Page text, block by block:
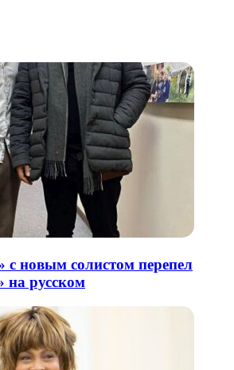
с новым солистом перепел
на русском